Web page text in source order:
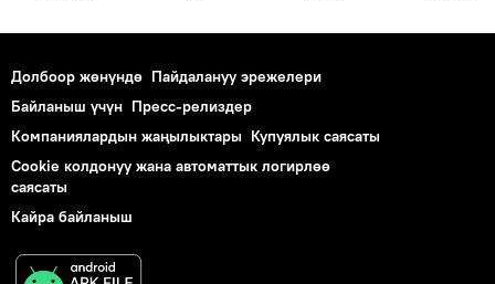
Долбоор жөнүндө Пайдалануу эрежелери
Байланыш үчүн Пресс-релиздер
Компаниялардын жаңылыктары Купуялык саясаты
Cookie колдонуу жана автоматтык логирлөө
саясаты
Кайра байланыш